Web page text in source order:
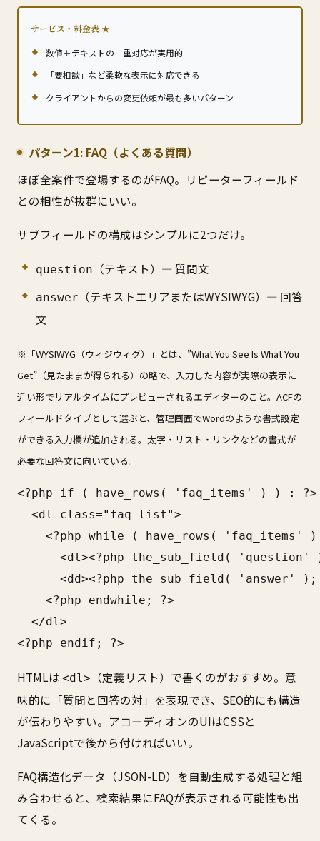
サービス・料金表
数値＋テキストの二重対応が実用的
「要相談」など柔軟な表示に対応できる
クライアントからの変更依頼が最も多いパターン
パターン1: FAQ（よくある質問）
ほぼ全案件で登場するのがFAQ。リピーターフィールド
との相性が抜群にいい。
サブフィールドの構成はシンプルに2つだけ。
question （テキスト）— 質問文
answer
（テキストエリアまたはWYSIWYG）— 回答
文
※「WYSIWYG（ウィジウィグ）」とは、”What You See Is What You
Get”（見たままが得られる）の略で、入力した内容が実際の表示に
近い形でリアルタイムにプレビューされるエディターのこと。ACFの
フィールドタイプとして選ぶと、管理画面でWordのような書式設定
ができる入力欄が追加される。太字・リスト・リンクなどの書式が
必要な回答文に向いている。
<?php if ( have_rows( 'faq_items' ) ) : ?>
  <dl class="faq-list">
<?php while ( have_rows( 'faq_items'
<dt><?php the_sub_field( 'question'
<dd><?php the_sub_field( 'answer'
    <?php endwhile; ?>
  </dl>
<?php endif; ?>
HTMLは <dl>
（定義リスト）で書くのがおすすめ。意
味的に「質問と回答の対」を表現でき、SEO的にも構造
が伝わりやすい。アコーディオンのUIはCSSと
JavaScriptで後から付ければいい。
FAQ構造化データ（JSON-LD）を自動生成する処理と組
み合わせると、検索結果にFAQが表示される可能性も出
てくる。